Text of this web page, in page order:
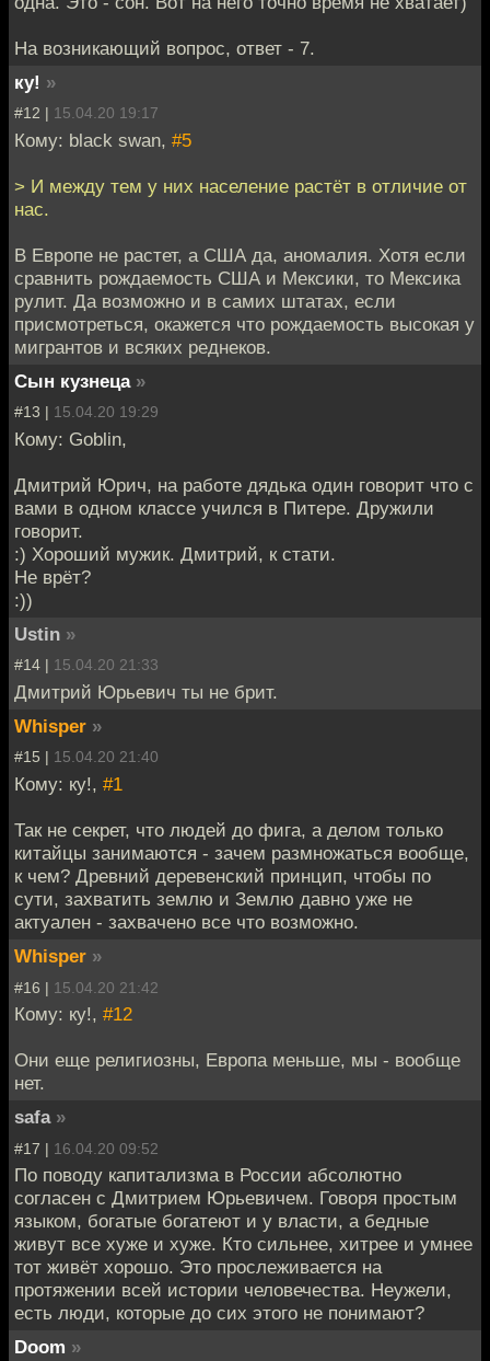
На возникающий вопрос, ответ - 7.
ку! »
#12 | 15.04.20 19:17
Кому: black swan, #5
> И между тем у них население растёт в отличие от
нас.
В Европе не растет, а США да, аномалия. Хотя если
сравнить рождаемость США и Мексики, то Мексика
рулит. Да возможно и в самих штатах, если
присмотреться, окажется что рождаемость высокая у
мигрантов и всяких реднеков.
Сын кузнеца »
#13 | 15.04.20 19:29
Кому: Goblin,
Дмитрий Юрич, на работе дядька один говорит что с
вами в одном классе учился в Питере. Дружили
говорит.
:) Хороший мужик. Дмитрий, к стати.
Не врёт?
:))
Ustin »
#14 | 15.04.20 21:33
Дмитрий Юрьевич ты не брит.
Whisper »
#15 | 15.04.20 21:40
Кому: ку!, #1
Так не секрет, что людей до фига, а делом только
китайцы занимаются - зачем размножаться вообще,
к чем? Древний деревенский принцип, чтобы по
сути, захватить землю и Землю давно уже не
актуален - захвачено все что возможно.
Whisper »
#16 | 15.04.20 21:42
Кому: ку!, #12
Они еще религиозны, Европа меньше, мы - вообще
нет.
safa »
#17 | 16.04.20 09:52
По поводу капитализма в России абсолютно
согласен с Дмитрием Юрьевичем. Говоря простым
языком, богатые богатеют и у власти, а бедные
живут все хуже и хуже. Кто сильнее, хитрее и умнее
тот живёт хорошо. Это прослеживается на
протяжении всей истории человечества. Неужели,
есть люди, которые до сих этого не понимают?
Doom »